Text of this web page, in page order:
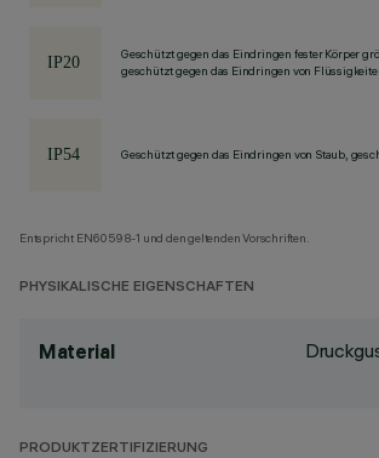
Geschützt gegen das Eindringen fester Körper
geschützt gegen das Eindringen von
Geschützt gegen das Eindringen von Staub,
Entspricht EN60598-1 und den geltenden Vorschriften.
PHYSIKALISCHE EIGENSCHAFTEN
Material
PRODUKTZERTIFIZIERUNG